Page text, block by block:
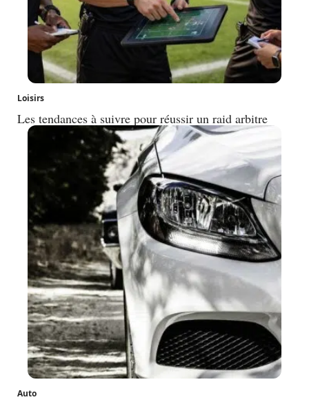
Loisirs
Les tendances à suivre pour réussir un raid arbitre
Auto